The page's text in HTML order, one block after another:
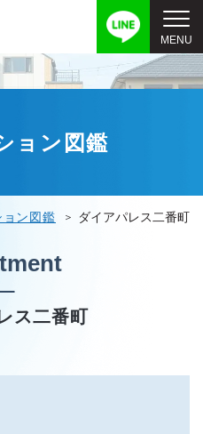
ョン図鑑
ン図鑑 ダイアパレス二番町
ス二番町